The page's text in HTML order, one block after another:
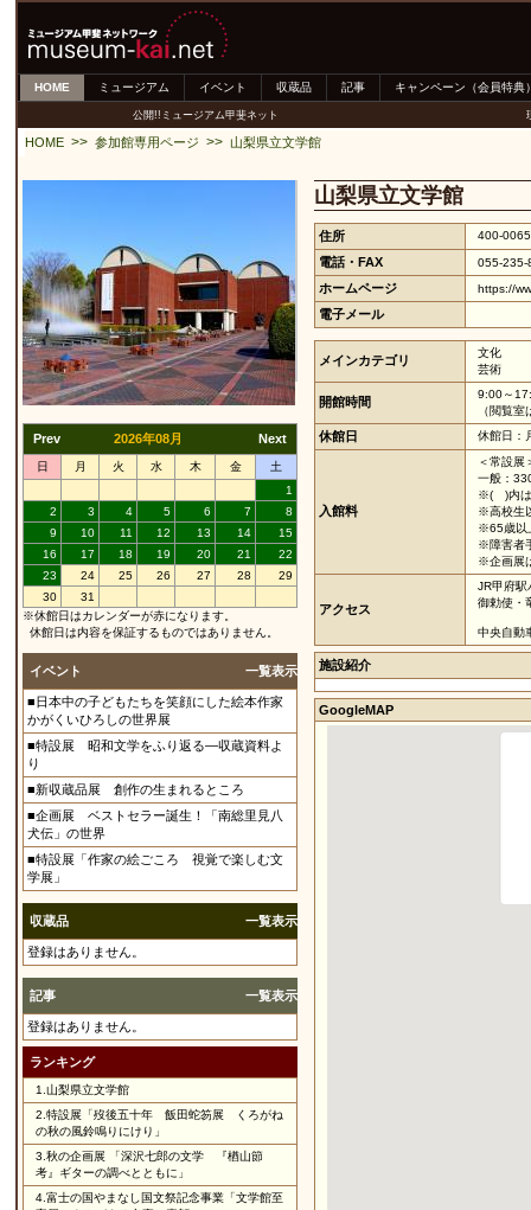
HOME ミュージアム イベント 収蔵品 記事 キャンペーン（会員特典
公開!!ミュージアム甲斐ネット
HOME >> 参加館専用ページ >> 山梨県立文学館
Prev 2026年08月 Next
日 月 火 水 木 金
土
1
2
3 4 5 6 7
8
9
10 11 12 13 14
15
16
17 18 19 20 21
22
23
24 25 26 27 28
29
30
31
※休館日はカレンダーが赤になります。
休館日は内容を保証するものではありません。
イベント 一覧表示
■日本中の子どもたちを笑顔にした絵本作家
かがくいひろしの世界展
■特設展 昭和文学をふり返る―収蔵資料よ
り
■新収蔵品展 創作の生まれるところ
■企画展 ベストセラー誕生！「南総里見八
犬伝」の世界
■特設展「作家の絵ごころ 視覚で楽しむ文
学展」
収蔵品 一覧表示
登録はありません。
記事 一覧表示
登録はありません。
ランキング
1. 山梨県立文学館
2. 特設展「歿後五十年 飯田蛇笏展 くろがね
の秋の風鈴鳴りにけり」
3. 秋の企画展 「深沢七郎の文学 『楢山節
考』ギターの調べとともに」
4. 富士の国やまなし国文祭記念事業「文学館至
山梨県立文学館
住所 400-
電話・FAX 055-
ホームページ https://
電子メール
メインカテゴリ
文化
芸術
開館時間
9:00～
（閲覧
休館日 休館日：
入館料
＜常設展
一般：
※( )内は
※高校生
※65歳以
※障害者
※企画展
アクセス
JR甲府駅
御勅使・
中央自動
施設紹介
GoogleMAP